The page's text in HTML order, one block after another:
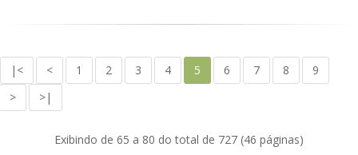
|< < 1 2 3 4 5 6 7 8
9
>
>|
Exibindo de 65 a 80 do total de 727 (46 páginas)